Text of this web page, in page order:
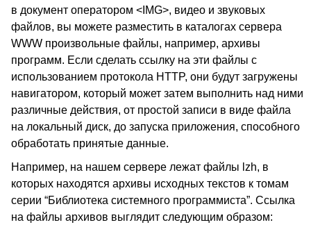
в документ оператором <IMG>, видео и звуковых
файлов, вы можете разместить в каталогах сервера
WWW произвольные файлы, например, архивы
программ. Если сделать ссылку на эти файлы с
использованием протокола HTTP, они будут загружены
навигатором, который может затем выполнить над ними
различные действия, от простой записи в виде файла
на локальный диск, до запуска приложения, способного
обработать принятые данные.
Например, на нашем сервере лежат файлы lzh, в
которых находятся архивы исходных текстов к томам
серии “Библиотека системного программиста”. Ссылка
на файлы архивов выглядит следующим образом: